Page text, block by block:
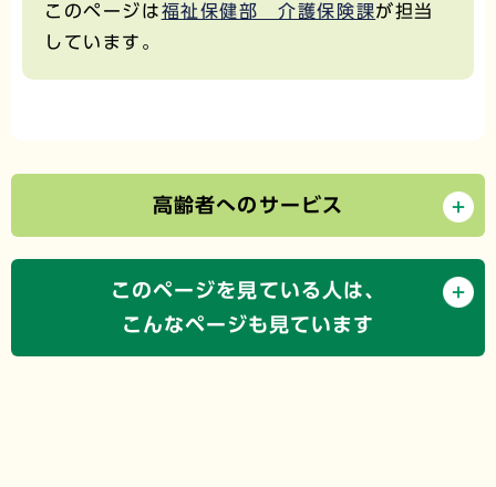
このページは福祉保健部 介護保険課が担当
しています。
高齢者へのサービス
このページを見ている人は、
こんなページも見ています